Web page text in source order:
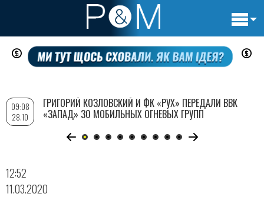
Перейти
содержанию
12:52
11.03.2020
09:08
28.10
ГРИГОРИЙ КОЗЛОВСКИЙ И ФК «РУХ» ПЕРЕДАЛИ ВВК
«ЗАПАД» 30 МОБИЛЬНЫХ ОГНЕВЫХ ГРУПП